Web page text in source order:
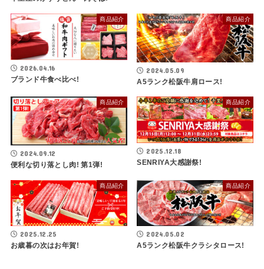
商品紹介
2026.04.16
ブランド牛食べ比べ!
商品紹介
2024.05.09
A5ランク松阪牛肩ロース!
商品紹介
2024.09.12
便利な切り落とし肉! 第1弾!
商品紹介
2025.12.18
SENRIYA大感謝祭!
商品紹介
2025.12.25
お歳暮の次はお年賀!
商品紹介
2024.05.02
A5ランク松阪牛クラシタロース!